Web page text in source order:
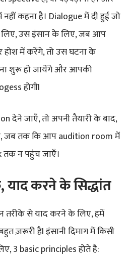
कहना है। Dialogue में दी हुई जो
उस इंसान के लिए, जब आप
में करेंगे, तो उस घटना के
शुरू हो जायेंगे और आपकी
होगीI
देने जाएँ, तो अपनी तैयारी के बाद,
जब तक कि आप audition room में
न पहुंच जाएँ।
,यादकरनेकेसिद्धांत
तरीके से याद करने के लिए, हमें
ज़रूरी हैI इंसानी दिमाग में किसी
3 basic principles होते है: